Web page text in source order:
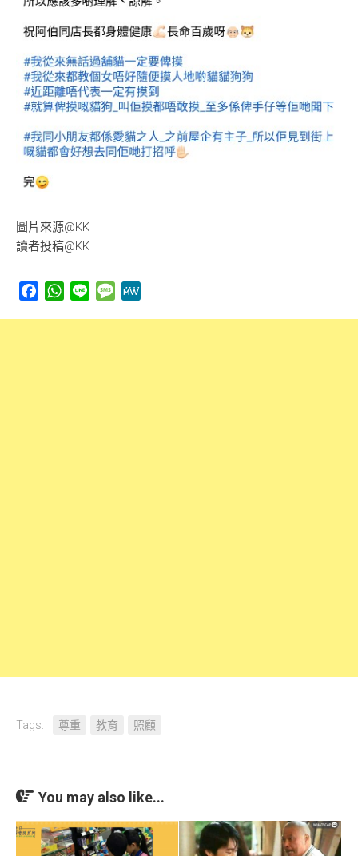
圖片來源@KK
讀者投稿@KK
FacebookWhatsApp
Line Message
Tags: 尊重 教育 照顧
You may also like...